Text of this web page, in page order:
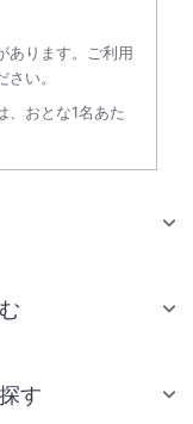
あります。ご利用
い。
、おとな1名あた
す